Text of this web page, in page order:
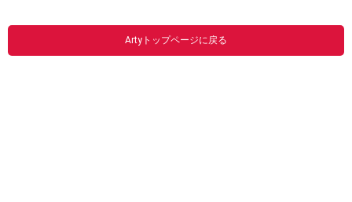
Artyトップページに戻る